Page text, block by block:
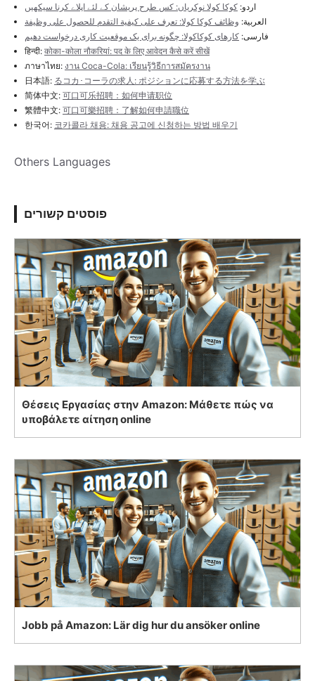
اردو: کوکا کولا نوکریاں: کس طرح پریشان کے لئے اپلاے کرنا سیکھیں
العربية: وظائف كوكا كولا: تعرف على كيفية التقدم للحصول على وظيفة
فارسی: کارهای کوکاکولا: چگونه برای یک موقعیت کاری درخواست دهیم
हिन्दी: कोका-कोला नौकरियां: पद के लिए आवेदन कैसे करें सीखें
ภาษาไทย: งาน Coca-Cola: เรียนรู้วิธีการสมัครงาน
日本語: るコカ･コーラの求人: ポジションに応募する方法を学ぶ
简体中文: 可口可乐招聘：如何申请职位
繁體中文: 可口可樂招聘：了解如何申請職位
한국어: 코카콜라 채용: 채용 공고에 신청하는 방법 배우기
Others Languages
פוסטים קשורים
Θέσεις Εργασίας στην Amazon: Μάθετε πώς να
υποβάλετε αίτηση online
Jobb på Amazon: Lär dig hur du ansöker online